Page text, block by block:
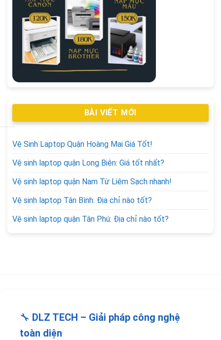
BÀI VIẾT MỚI
Vệ Sinh Laptop Quận Hoàng Mai Giá Tốt!
Vệ sinh laptop quận Long Biên: Giá tốt nhất?
Vệ sinh laptop quận Nam Từ Liêm Sạch nhanh!
Vệ sinh laptop Tân Bình: Địa chỉ nào tốt?
Vệ sinh laptop quận Tân Phú: Địa chỉ nào tốt?
🔧 DLZ TECH – Giải pháp công nghệ
toàn diện